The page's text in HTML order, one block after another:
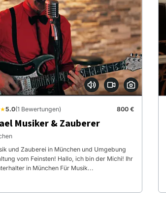
5.0(1 Bewertungen) 800 €
Musiker & Zauberer
und Zauberei in München und Umgebung
vom Feinsten! Hallo, ich bin der Michi! Ihr
in München Für Musik...